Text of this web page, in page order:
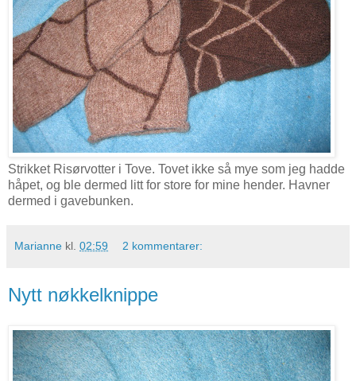
Strikket Risørvotter i Tove. Tovet ikke så mye som jeg hadde
håpet, og ble dermed litt for store for mine hender. Havner
dermed i gavebunken.
Marianne kl. 02:59 2 kommentarer:
Nytt nøkkelknippe